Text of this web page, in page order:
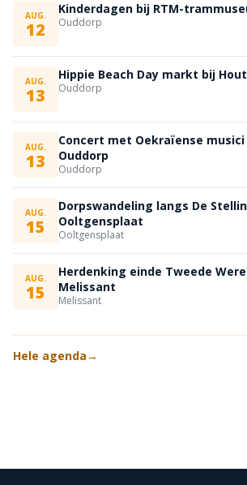
AUG.
12
Kinderdagen bij RTM-
Ouddorp
AUG.
13
Hippie Beach Day markt bij
Ouddorp
AUG.
13
Concert met Oekraïense
Ouddorp
Ouddorp
AUG.
15
Dorpswandeling langs De
Ooltgensplaat
Ooltgensplaat
AUG.
15
Herdenking einde Tweede
Melissant
Melissant
Hele agenda→